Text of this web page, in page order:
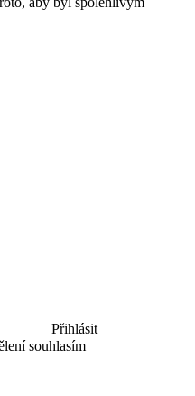
Přihlásit
souhlasím